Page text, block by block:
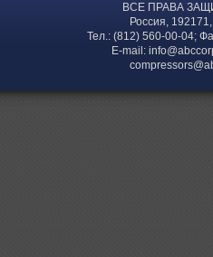
ВСЕ ПРАВА
Россия,
Тел.: (812) 560-00-04;
E-mail: